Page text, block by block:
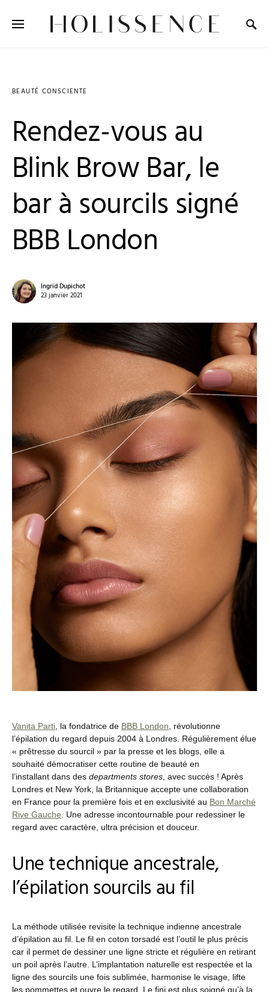
BEAUTÉ CONSCIENTE
Rendez-vous au
Blink Brow Bar, le
bar à sourcils signé
BBB London
Ingrid Dupichot
23 janvier 2021
Vanita Parti , la fondatrice de BBB London , révolutionne
l’épilation du regard depuis 2004 à Londres. Régulièrement élue
« prêtresse du sourcil » par la presse et les blogs, elle a
souhaité démocratiser cette routine de beauté en
l’installant dans des departments stores , avec succès ! Après
Londres et New York, la Britannique accepte une collaboration
en France pour la première fois et en exclusivité au Bon Marché
Rive Gauche . Une adresse incontournable pour redessiner le
regard avec caractère, ultra précision et douceur.
Une technique ancestrale,
l’épilation sourcils au fil
La méthode utilisée revisite la technique indienne ancestrale
d’épilation au fil. Le fil en coton torsadé est l’outil le plus précis
car il permet de dessiner une ligne stricte et régulière en retirant
un poil après l’autre. L’implantation naturelle est respectée et la
ligne des sourcils une fois sublimée, harmonise le visage, lifte
les pommettes et ouvre le regard. Le fini est plus soigné qu’à la